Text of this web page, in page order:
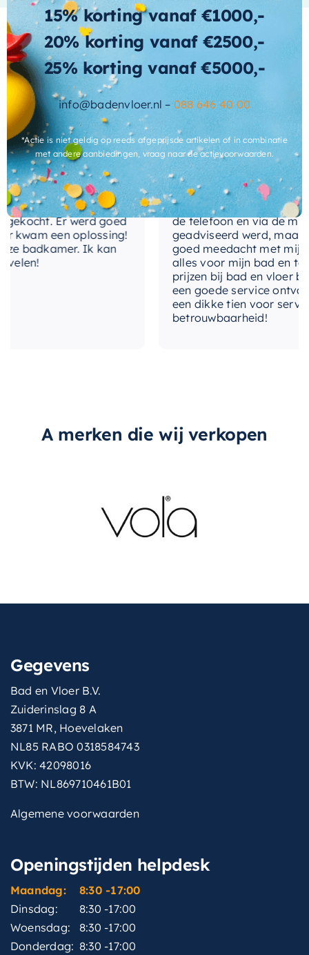
eenvoudig in onderhoud. Kies voor kwaliteit,
comfort en stijl met dit prachtige vrijstaande
bad.
binnenvorm
gewicht 128 KG
met-afvoerplug
plaats-
afvoergat
fabrieksgarantie 2 jaar
inclusief-sifon Nee, los bij te bestellen
antibacterieel
levertijd 3-4 weken
Wat andere over ons zeggen
meegemaakt!
Er werd goed
een oplossing!
badkamer. Ik kan
Cherryl
Het contact tussen Alex en
de telefoon en via de mail,
geadviseerd werd, maar
goed meedacht met mij.
alles voor mijn bad en toilet
prijzen bij bad en vloer
een goede service
een dikke tien voor service,
betrouwbaarheid!
A merken die wij verkopen
Gegevens
Bad en Vloer B.V.
Zuiderinslag 8 A
3871 MR, Hoevelaken
NL85 RABO 0318584743
KVK: 42098016
BTW: NL869710461B01
Algemene voorwaarden
Openingstijden helpdesk
Maandag:
8:30 -17:00
Dinsdag:
8:30 -17:00
Woensdag:
8:30 -17:00
Donderdag: 8:30 -17:00
15% korting vanaf €1000,-
20% korting vanaf €2500,-
25% korting vanaf €5000,-
info@badenvloer.nl – 088 646 40 00
*Actie is niet geldig op reeds afgeprijsde artikelen of in combinatie
met andere aanbiedingen, vraag naar de actievoorwaarden.